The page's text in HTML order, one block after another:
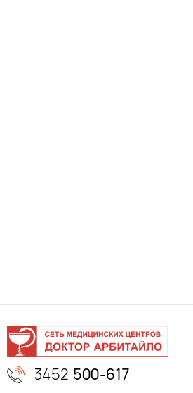
3452 500-617